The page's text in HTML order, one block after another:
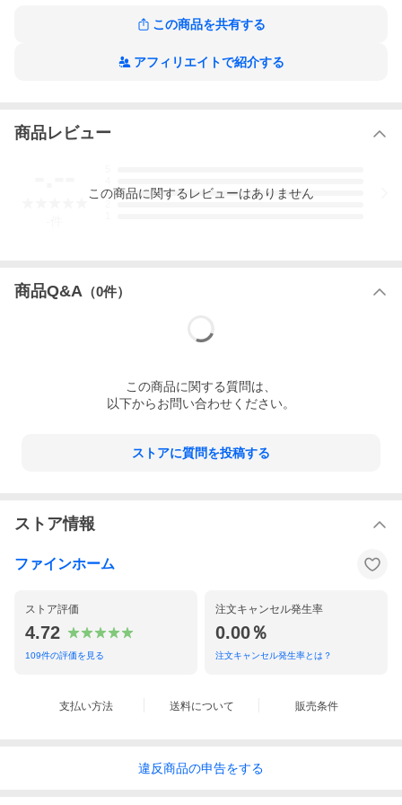
この商品を共有する
アフィリエイトで紹介する
商品レビュー
3
この商品に関するレビューはありません
商品Q&A （0件）
この商品に関する質問は、
以下からお問い合わせください。
ストアに質問を投稿する
ストア情報
ファインホーム
ストア評価
4.72
109件の評価を見る
注文キャンセル発生率
0.00％
注文キャンセル発生率とは？
支払い方法 送料について 販売条件
違反商品の申告をする